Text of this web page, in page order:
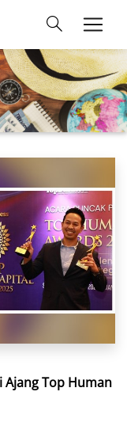
Ajang Top Human